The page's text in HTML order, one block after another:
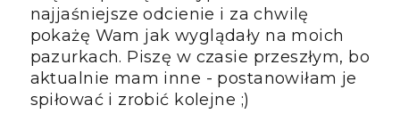
najjaśniejsze odcienie i za chwilę
pokażę Wam jak wyglądały na moich
pazurkach. Piszę w czasie przeszłym, bo
aktualnie mam inne - postanowiłam je
spiłować i zrobić kolejne ;)